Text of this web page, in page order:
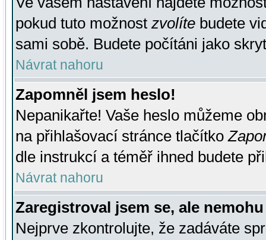
pokud tuto možnost zvolíte budete
sami sobě. Budete počítáni jako
Návrat nahoru
Zapomněl jsem heslo!
Nepanikařte! Vaše heslo můžeme
na přihlašovací stránce tlačítko
dle instrukcí a téměř ihned budete
Návrat nahoru
Zaregistroval jsem se, ale
Nejprve zkontrolujte, že zadáváte